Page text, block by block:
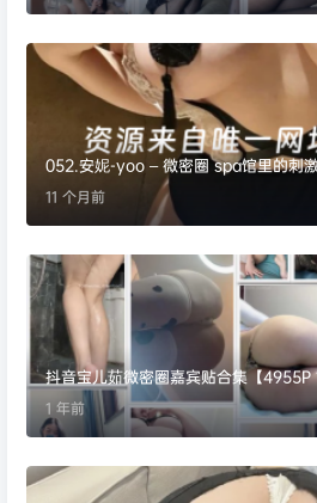
052.安妮-yoo – 微密圈 spa馆里的刺
11 个月前
抖音宝儿茹微密圈嘉宾贴合集【
1 年前